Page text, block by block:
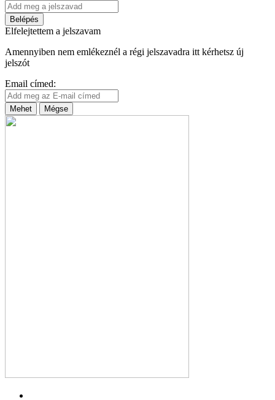
Belépés
Elfelejtettem a jelszavam
Amennyiben nem emlékeznél a régi jelszavadra itt kérhetsz új
jelszót
Email címed:
Mehet Mégse